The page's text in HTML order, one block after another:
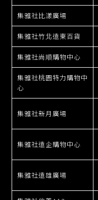
集雅社比漾廣場
集雅社竹北遠東百貨
集雅社尚順購物中心
集雅社桃園特力購物中
心
集雅社新月廣場
集雅社遠企購物中心
集雅社遠雄廣場